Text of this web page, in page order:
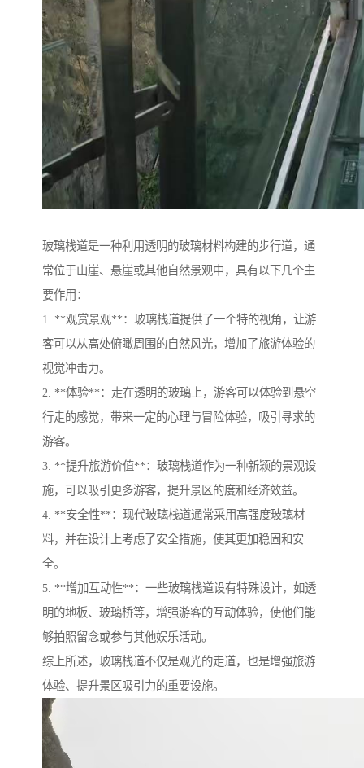
玻璃栈道是一种利用透明的玻璃材料构建的步行道，通
常位于山崖、悬崖或其他自然景观中，具有以下几个主
要作用：
1. **观赏景观**：玻璃栈道提供了一个特的视角，让游
客可以从高处俯瞰周围的自然风光，增加了旅游体验的
视觉冲击力。
2. **体验**：走在透明的玻璃上，游客可以体验到悬空
行走的感觉，带来一定的心理与冒险体验，吸引寻求的
游客。
3. **提升旅游价值**：玻璃栈道作为一种新颖的景观设
施，可以吸引更多游客，提升景区的度和经济效益。
4. **安全性**：现代玻璃栈道通常采用高强度玻璃材
料，并在设计上考虑了安全措施，使其更加稳固和安
全。
5. **增加互动性**：一些玻璃栈道设有特殊设计，如透
明的地板、玻璃桥等，增强游客的互动体验，使他们能
够拍照留念或参与其他娱乐活动。
综上所述，玻璃栈道不仅是观光的走道，也是增强旅游
体验、提升景区吸引力的重要设施。